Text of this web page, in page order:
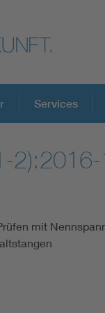
DIN EN 62305
Economy für mehr
Services
2):2016-
mit